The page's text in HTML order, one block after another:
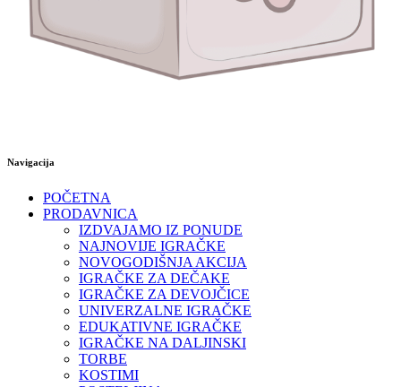
Navigacija
POČETNA
PRODAVNICA
IZDVAJAMO IZ PONUDE
NAJNOVIJE IGRAČKE
NOVOGODIŠNJA AKCIJA
IGRAČKE ZA DEČAKE
IGRAČKE ZA DEVOJČICE
UNIVERZALNE IGRAČKE
EDUKATIVNE IGRAČKE
IGRAČKE NA DALJINSKI
TORBE
KOSTIMI